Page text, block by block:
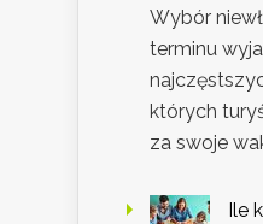
Wybór
terminu
których
za swoje
Ile